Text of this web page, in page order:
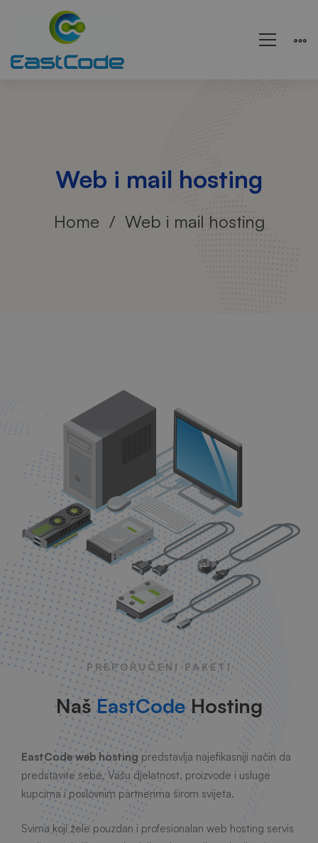
Web i mail hosting
Home Web i mail hosting
mail
hosting
PREPORUČENI PAKETI
NašEastCodeHosting
EastCode web hostingpredstavlja najefikasniji način da
predstavite sebe, Vašu djelatnost, proizvode i usluge
kupcima i poslovnim partnerima širom svijeta.
Svima koji žele pouzdan i profesionalan web hosting servis